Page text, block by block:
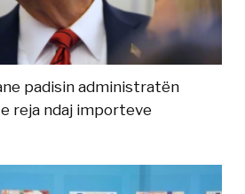
padisin administratën
reja ndaj importeve